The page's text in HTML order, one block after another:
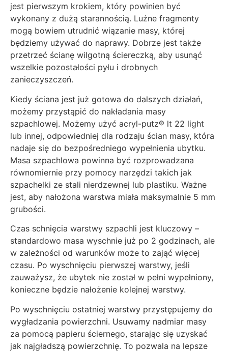
jest pierwszym krokiem, który powinien być
wykonany z dużą starannością. Luźne fragmenty
mogą bowiem utrudnić wiązanie masy, której
będziemy używać do naprawy. Dobrze jest także
przetrzeć ścianę wilgotną ściereczką, aby usunąć
wszelkie pozostałości pyłu i drobnych
zanieczyszczeń.
Kiedy ściana jest już gotowa do dalszych działań,
możemy przystąpić do nakładania masy
szpachlowej. Możemy użyć acryl-putz® lt 22 light
lub innej, odpowiedniej dla rodzaju ścian masy, która
nadaje się do bezpośredniego wypełnienia ubytku.
Masa szpachlowa powinna być rozprowadzana
równomiernie przy pomocy narzędzi takich jak
szpachelki ze stali nierdzewnej lub plastiku. Ważne
jest, aby nałożona warstwa miała maksymalnie 5 mm
grubości.
Czas schnięcia warstwy szpachli jest kluczowy –
standardowo masa wyschnie już po 2 godzinach, ale
w zależności od warunków może to zająć więcej
czasu. Po wyschnięciu pierwszej warstwy, jeśli
zauważysz, że ubytek nie został w pełni wypełniony,
konieczne będzie nałożenie kolejnej warstwy.
Po wyschnięciu ostatniej warstwy przystępujemy do
wygładzania powierzchni. Usuwamy nadmiar masy
za pomocą papieru ściernego, starając się uzyskać
jak najgładszą powierzchnię. To pozwala na lepsze